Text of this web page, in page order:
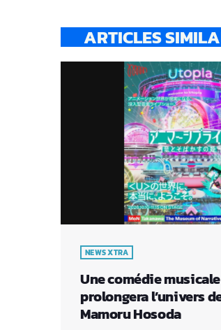
ARTICLES
NEWS XTRA
Une comédie
prolongera l’univers
Mamoru Hosoda